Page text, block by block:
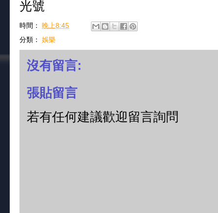
時間： 晚上8:45
分類： 娛樂
沒有留言:
張貼留言
若有任何建議歡迎留言詢問